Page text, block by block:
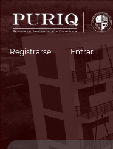
Registrarse Entrar